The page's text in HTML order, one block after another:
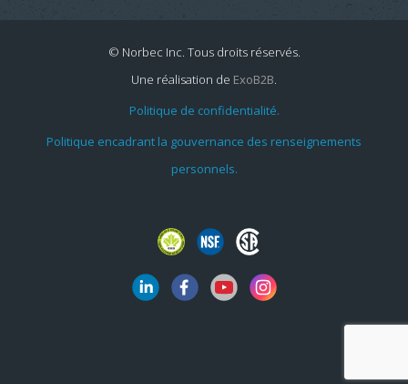
© Norbec Inc. Tous droits réservés.
Une réalisation de ExoB2B.
Politique de confidentialité.
Politique encadrant la gouvernance des renseignements
personnels.